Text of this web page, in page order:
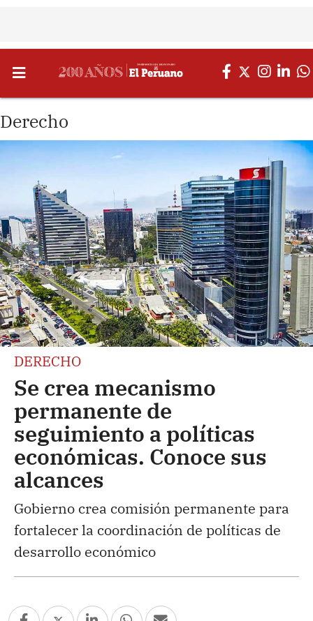
Derecho
DERECHO
Se crea mecanismo
permanente de
seguimiento a políticas
económicas. Conoce sus
alcances
Gobierno crea comisión permanente para
fortalecer la coordinación de políticas de
desarrollo económico